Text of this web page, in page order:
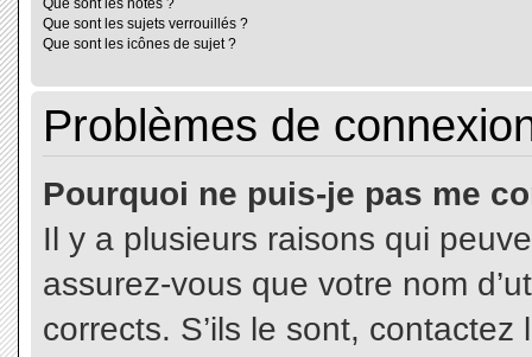
Que sont les notes ?
Que sont les sujets verrouillés ?
Que sont les icônes de sujet ?
Problèmes de
Pourquoi ne puis-je pas me
Il y a plusieurs raisons qui
assurez-vous que votre nom
corrects. S’ils le sont,